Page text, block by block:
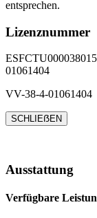
entsprechen.
Lizenznummer
01061404
VV-38-4-01061404
SCHLIEẞEN
Ausstattung
Verfügbare